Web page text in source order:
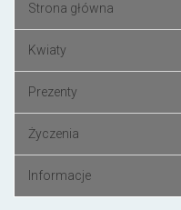
Strona główna
Kwiaty
Prezenty
Życzenia
Informacje